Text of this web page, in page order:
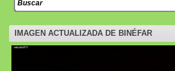
IMAGEN ACTUALIZADA DE BINÉFAR